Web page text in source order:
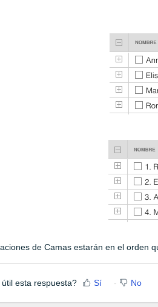
de Camas estarán en el orden
esta respuesta? Sí No